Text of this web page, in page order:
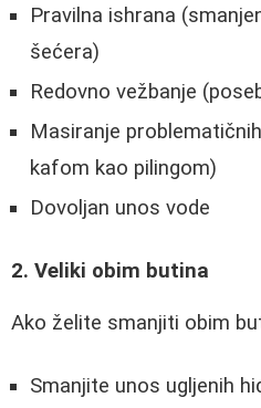
Pravilna ishrana
šećera)
Redovno vežbanje
Masiranje
kafom kao pilingom)
Dovoljan unos vode
2. Veliki obim butina
Ako želite smanjiti obim
Smanjite unos ugljenih